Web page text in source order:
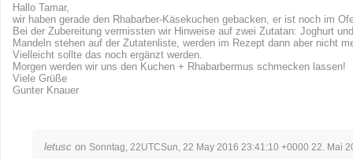
Hallo Tamar,
wir haben gerade den Rhabarber-Käsekuchen gebacken, er ist noch im
Bei der Zubereitung vermissten wir Hinweise auf zwei Zutatan: Joghurt
Mandeln stehen auf der Zutatenliste, werden im Rezept dann aber nicht
Vielleicht sollte das noch ergänzt werden.
Morgen werden wir uns den Kuchen + Rhabarbermus schmecken lassen!
Viele Grüße
Gunter Knauer
letusc on Sonntag, 22UTCSun, 22 May 2016 23:41:10 +0000 22. Mai